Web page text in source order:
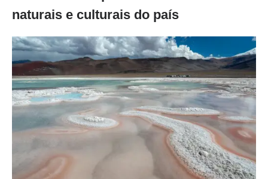
naturais e culturais do país